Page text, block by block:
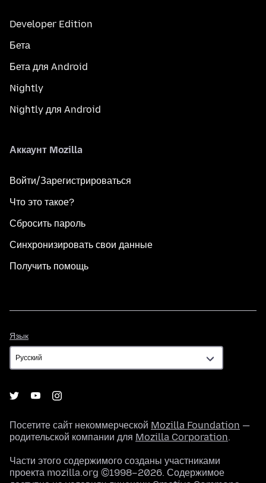
Developer Edition
Бета
Бета для Android
Nightly
Nightly для Android
Аккаунт Mozilla
Войти/Зарегистрироваться
Что это такое?
Сбросить пароль
Синхронизировать свои данные
Получить помощь
Язык
Посетите сайт некоммерческой Mozilla Foundation —
родительской компании для Mozilla Corporation.
Части этого содержимого созданы участниками
проекта mozilla.org ©1998–2026. Содержимое